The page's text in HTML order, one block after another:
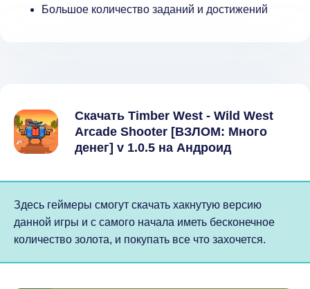
Большое количество заданий и достижений
Скачать Timber West - Wild West
Arcade Shooter [ВЗЛОМ: Много
денег] v 1.0.5 на Андроид
Здесь геймеры смогут скачать хакнутую версию
данной игры и с самого начала иметь бесконечное
количество золота, и покупать все что захочется.